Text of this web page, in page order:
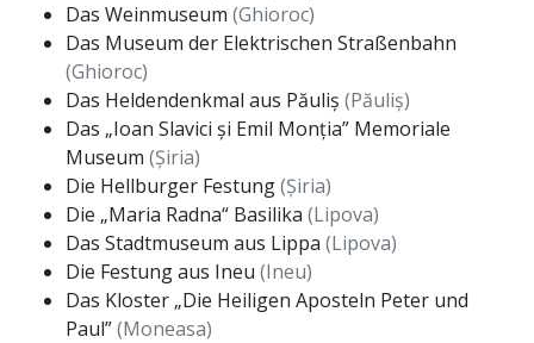
Das Weinmuseum (Ghioroc)
Das Museum der Elektrischen Straßenbahn
(Ghioroc)
Das Heldendenkmal aus Păuliș (Păuliș)
Das „Ioan Slavici și Emil Monția” Memoriale
Museum (Șiria)
Die Hellburger Festung(Șiria)
Die „Maria Radna“ Basilika (Lipova)
Das Stadtmuseum aus Lippa (Lipova)
Die Festung aus Ineu (Ineu)
Das Kloster „Die Heiligen Aposteln Peter und
Paul”(Moneasa)